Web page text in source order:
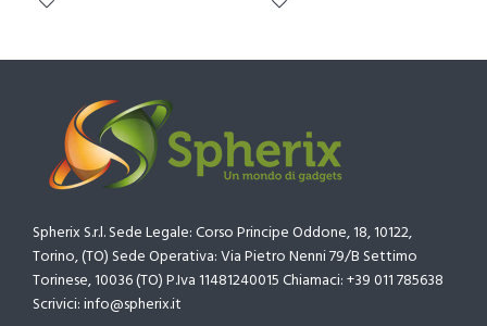
Spherix S.r.l. Sede Legale: Corso Principe Oddone, 18, 10122,
Torino, (TO) Sede Operativa: Via Pietro Nenni 79/B Settimo
Torinese, 10036 (TO) P.Iva 11481240015 Chiamaci: +39 011 785638
Scrivici: info@spherix.it